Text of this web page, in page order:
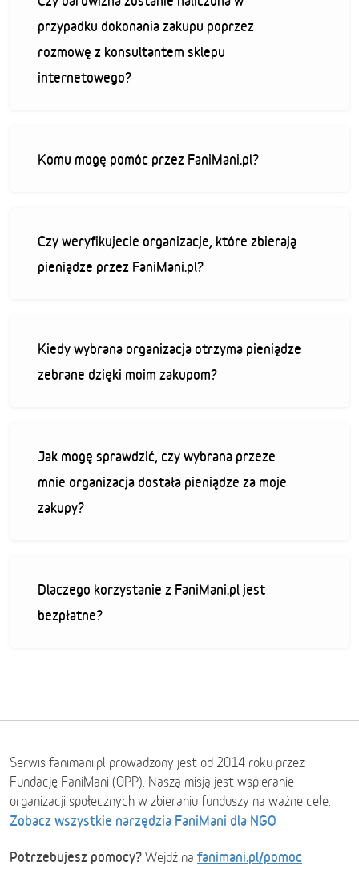
przypadku dokonania zakupu poprzez
rozmowę z konsultantem sklepu
internetowego?
Komu mogę pomóc przez FaniMani.pl?
Czy weryfikujecie organizacje, które zbierają
pieniądze przez FaniMani.pl?
Kiedy wybrana organizacja otrzyma pieniądze
zebrane dzięki moim zakupom?
Jak mogę sprawdzić, czy wybrana przeze
mnie organizacja dostała pieniądze za moje
zakupy?
Dlaczego korzystanie z FaniMani.pl jest
bezpłatne?
Serwis fanimani.pl prowadzony jest od 2014 roku przez
Fundację FaniMani (OPP). Naszą misją jest wspieranie
organizacji społecznych w zbieraniu funduszy na ważne cele.
Zobacz wszystkie narzędzia FaniMani dla NGO
Potrzebujesz pomocy? Wejdź na fanimani.pl/pomoc